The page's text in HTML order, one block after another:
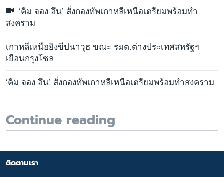
‘คิม จอง อึน’ สั่งกองทัพเกาหลีเหนือเตรียมพร้อมทำ
สงคราม
เกาหลีเหนือยิงขีปนาวุธ ขณะ รมต.ต่างประเทศสหรัฐฯ
เยือนกรุงโซล
‘คิม จอง อึน’ สั่งกองทัพเกาหลีเหนือเตรียมพร้อมทำสงคราม
Continue reading
ติดตามเรา